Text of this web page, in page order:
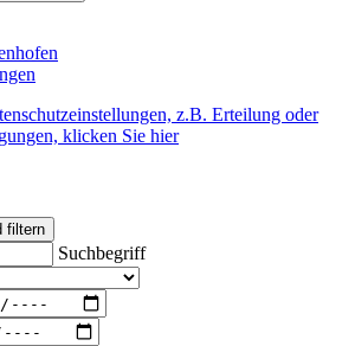
z.B. Erteilung oder
klicken Sie hier
filtern
Suchbegriff